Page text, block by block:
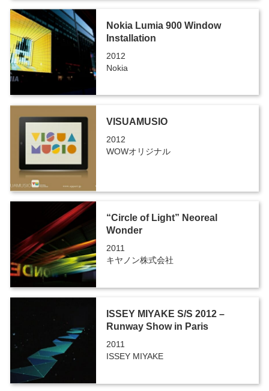
Nokia Lumia 900 Window
Installation
2012
Nokia
VISUAMUSIO
2012
WOWオリジナル
“Circle of Light” Neoreal
Wonder
2011
キヤノン株式会社
ISSEY MIYAKE S/S 2012 –
Runway Show in Paris
2011
ISSEY MIYAKE